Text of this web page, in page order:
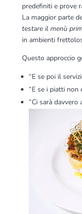
predefiniti e prove
La maggior parte
testare il menù
in ambienti
Questo approccio
“E se poi il
“E se i piatti non
“Ci sarà davvero